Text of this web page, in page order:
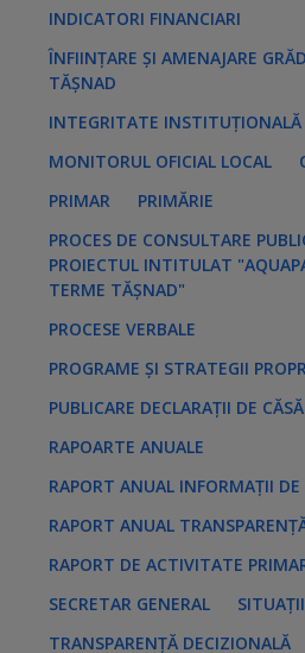
INDICATORI FINANCIARI
ÎNFIINȚARE ȘI AMENAJARE
TĂȘNAD
INTEGRITATE INSTITUȚIONALĂ
MONITORUL OFICIAL LOCAL
PRIMAR
PRIMĂRIE
PROCES DE CONSULTARE
PROIECTUL INTITULAT
TERME TĂȘNAD"
PROCESE VERBALE
PROGRAME ȘI STRATEGII
PUBLICARE DECLARAȚII DE
RAPOARTE ANUALE
RAPORT ANUAL INFORMAȚII DE
RAPORT ANUAL
RAPORT DE ACTIVITATE
SECRETAR GENERAL
TRANSPARENȚĂ DECIZIONALĂ